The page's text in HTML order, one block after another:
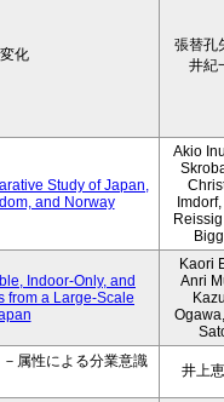
化
張替孔
井紀
Study of Japan,
and Norway
Akio
Indoor-Only, and
from a Large-Scale
Kaori
Anri
属性による分業意識
井上